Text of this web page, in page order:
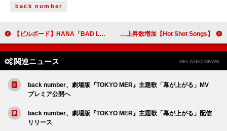
back number
【ビルボード】HANA「BAD LOVE」で自身3作目の総合首位、SixTONES「Stargaze」2位に続く 【Hot Shot Songs】HANA「BAD LOVE」首位、藤井 風が前週より上昇数増加
関連ニュース RELATED NEWS
back number、劇場版『TOKYO MER』主題歌「幕が上がる」MV
プレミア公開へ
back number、劇場版『TOKYO MER』主題歌「幕が上がる」配信
リリース